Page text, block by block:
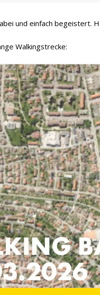
und einfach begeistert.
Walkingstrecke: